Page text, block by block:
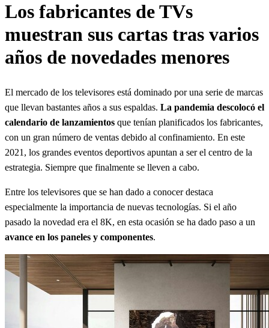
Los fabricantes de TVs
muestran sus cartas tras varios
años de novedades menores
El mercado de los televisores está dominado por una serie de marcas
que llevan bastantes años a sus espaldas. La pandemia descolocó el
calendario de lanzamientos que tenían planificados los fabricantes,
con un gran número de ventas debido al confinamiento. En este
2021, los grandes eventos deportivos apuntan a ser el centro de la
estrategia. Siempre que finalmente se lleven a cabo.
Entre los televisores que se han dado a conocer destaca
especialmente la importancia de nuevas tecnologías. Si el año
pasado la novedad era el 8K, en esta ocasión se ha dado paso a un
avance en los paneles y componentes.